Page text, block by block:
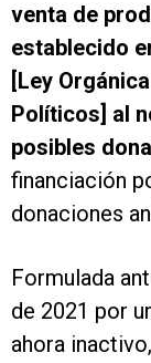
venta de
establecido
[Ley
Políticos] al
posibles
financiación
donaciones
Formulada
de 2021 por
ahora